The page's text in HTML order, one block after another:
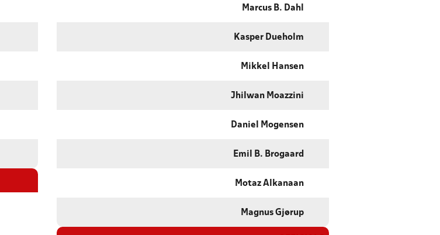
Marcus B. Dahl
Kasper Dueholm
Mikkel Hansen
Jhilwan Moazzini
Daniel Mogensen
Emil B. Brogaard
Motaz Alkanaan
Magnus Gjørup